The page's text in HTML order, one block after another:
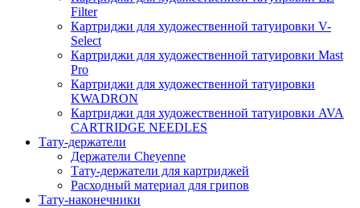
Filter
Картриджи для художественной татуировки V-
Select
Картриджи для художественной татуировки Mast
Pro
Картриджи для художественной татуировки
KWADRON
Картриджи для художественной татуировки AVA
CARTRIDGE NEEDLES
Тату-держатели
Держатели Cheyenne
Тату-держатели для картриджей
Расходный материал для грипов
Тату-наконечники